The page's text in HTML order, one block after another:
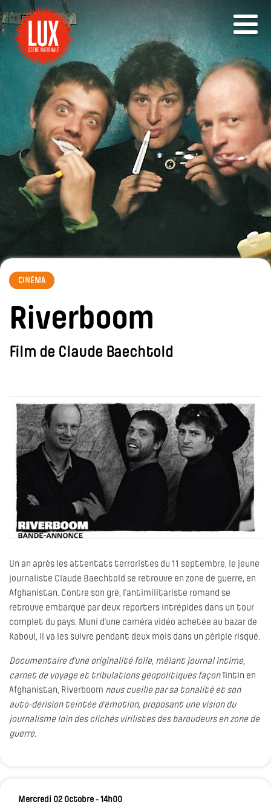
CINÉMA
Riverboom
Film de Claude Baechtold
Un an après les attentats terroristes du 11 septembre, le jeune
journaliste Claude Baechtold se retrouve en zone de guerre, en
Afghanistan. Contre son gré, l’antimilitariste romand se
retrouve embarqué par deux reporters intrépides dans un tour
complet du pays. Muni d’une caméra vidéo achetée au bazar de
Kaboul, il va les suivre pendant deux mois dans un périple risqué.
Documentaire d’une originalité folle, mêlant journal intime,
carnet de voyage et tribulations géopolitiques façon Tintin en
Afghanistan, Riverboom nous cueille par sa tonalité et son
auto-dérision teintée d’émotion, proposant une vision du
journalisme loin des clichés virilistes des baroudeurs en zone de
guerre.
Mercredi 02 Octobre - 14h00